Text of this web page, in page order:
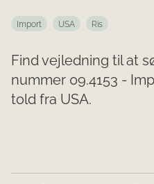
Import USA Ris
Find vejledning til at
nummer 09.4153 -
told fra USA.